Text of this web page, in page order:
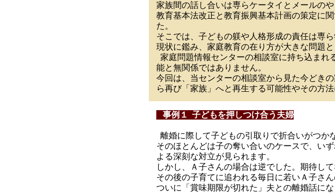
家族間の話し合いは専らケータイとメールの
教育基本法改正と教育振興基本計画の策定に
た。
そこでは、子どもの躾や人格形成の責任は専
現状に鑑み、家庭教育の在り方が大きな問題と
家庭問題情報センターの相談室に持ち込ま
能と無関係ではありません。
今回は、当センターの相談室から見た今どき
ら再び「家族」へと再生する可能性やその方
事例１ 子どもを押しつけ合う夫婦
離婚に際して子どもの引取りで折合いがつか
そのほとんどは子の奪い合いのケースで、い
よる深刻な対立が見られます。
しかし、Ａ子さんの場合は逆でした。期待し
その後の子育てに追われる毎日に若いＡ子さ
ついに「賞味期限が切れた」夫との離婚話に